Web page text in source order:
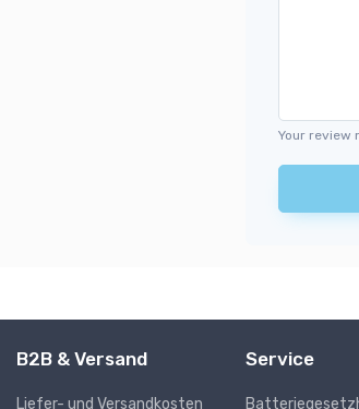
Your review
B2B & Versand
Liefer- und Versandkosten
Service